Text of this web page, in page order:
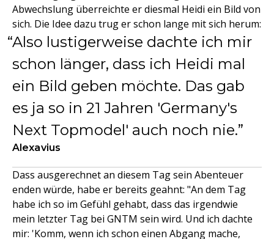
Abwechslung überreichte er diesmal Heidi ein Bild von
sich. Die Idee dazu trug er schon lange mit sich herum:
Also lustigerweise dachte ich mir
schon länger, dass ich Heidi mal
ein Bild geben möchte. Das gab
es ja so in 21 Jahren 'Germany's
Next Topmodel' auch noch nie.
Alexavius
Dass ausgerechnet an diesem Tag sein Abenteuer
enden würde, habe er bereits geahnt: "An dem Tag
habe ich so im Gefühl gehabt, dass das irgendwie
mein letzter Tag bei GNTM sein wird. Und ich dachte
mir: 'Komm, wenn ich schon einen Abgang mache,